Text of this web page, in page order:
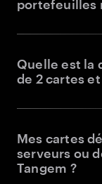
portefeuilles
Quelle est la
de 2 cartes
Mes cartes
serveurs ou
Tangem ?